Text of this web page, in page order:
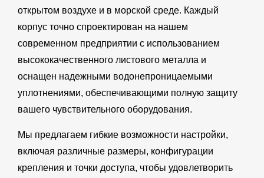
открытом воздухе и в морской среде. Каждый
корпус точно спроектирован на нашем
современном предприятии с использованием
высококачественного листового металла и
оснащен надежными водонепроницаемыми
уплотнениями, обеспечивающими полную защиту
вашего чувствительного оборудования.
Мы предлагаем гибкие возможности настройки,
включая различные размеры, конфигурации
крепления и точки доступа, чтобы удовлетворить